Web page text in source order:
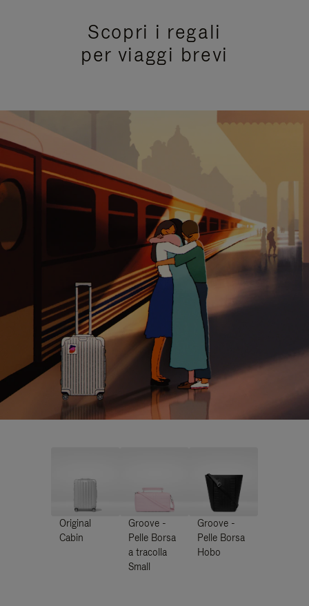
Scopri i regali
per viaggi brevi
Original
Cabin
Groove -
Pelle Borsa
a tracolla
Small
Groove -
Pelle Borsa
Hobo